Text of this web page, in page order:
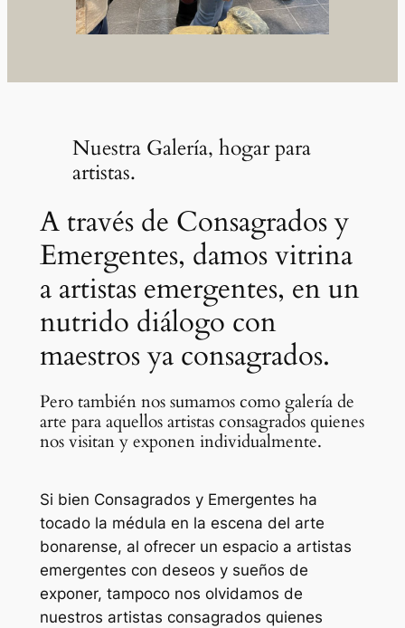
Nuestra Galería, hogar para
artistas.
A través de Consagrados y
Emergentes, damos vitrina
a artistas emergentes, en un
nutrido diálogo con
maestros ya consagrados.
Pero también nos sumamos como galería de
arte para aquellos artistas consagrados quienes
nos visitan y exponen individualmente.
Si bien Consagrados y Emergentes ha
tocado la médula en la escena del arte
bonarense, al ofrecer un espacio a artistas
emergentes con deseos y sueños de
exponer, tampoco nos olvidamos de
nuestros artistas consagrados quienes